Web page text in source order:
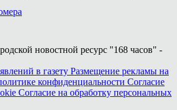
новостной ресурс "168 часов" -
в газету Размещение рекламы на
конфиденциальности Согласие
Согласие на обработку персональных